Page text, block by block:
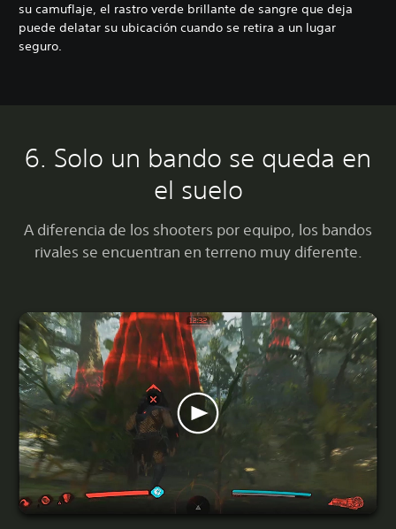
su camuflaje, el rastro verde brillante de sangre que deja
puede delatar su ubicación cuando se retira a un lugar
seguro.
6. Solo un bando se queda en
el suelo
A diferencia de los shooters por equipo, los bandos
rivales se encuentran en terreno muy diferente.